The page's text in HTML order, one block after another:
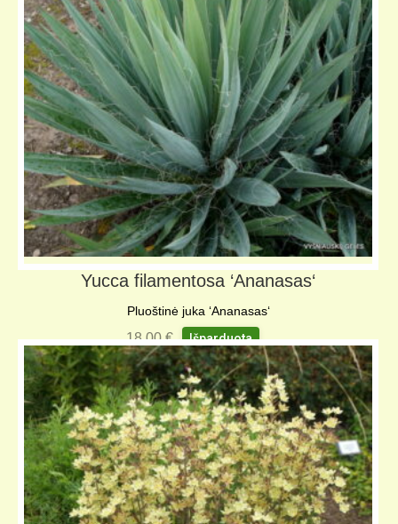
Yucca filamentosa ‘Ananasas‘
Pluoštinė juka ‘Ananasas‘
18,00€ Išparduota